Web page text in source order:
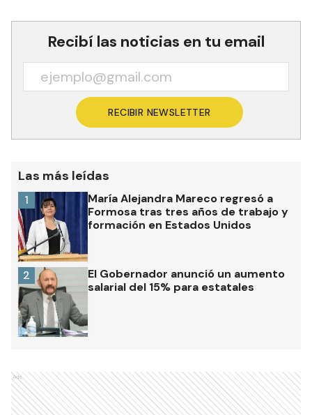
Recibí las noticias en tu email
RECIBIR NEWSLETTER
Las más leídas
María Alejandra Mareco regresó a
Formosa tras tres años de trabajo y
formación en Estados Unidos
1
El Gobernador anunció un aumento
salarial del 15% para estatales
2
Ads